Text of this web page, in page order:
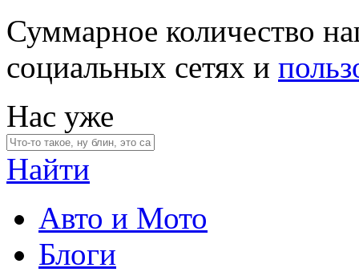
Суммарное количество
социальных сетях и
Нас уже
Найти
Авто и Мото
Блоги